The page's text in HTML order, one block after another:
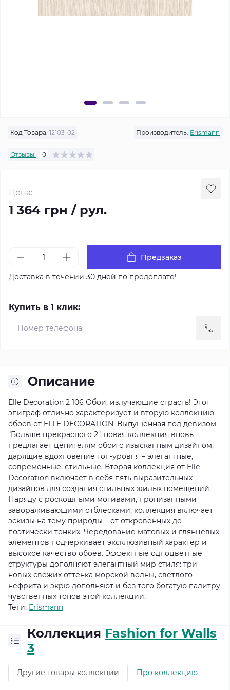
Код Товара: 12103-02 Производитель: Erismann
Отзывы: 0
Цена:
1 364 грн / рул.
Предзаказ
Доставка в течении 30 дней по предоплате!
Купить в 1 клик:
Описание
Elle Decoration 2 106 Обои, излучающие страсть! Этот
эпиграф отлично характеризует и вторую коллекцию
обоев от ELLE DECORATION. Выпущенная под девизом
"Больше прекрасного 2", новая коллекция вновь
предлагает ценителям обои с изысканным дизайном,
дарящие вдохновение топ-уровня – элегантные,
современные, стильные. Вторая коллекция от Elle
Decoration включает в себя пять выразительных
дизайнов для создания стильных жилых помещений.
Наряду с роскошными мотивами, пронизанными
завораживающими отблесками, коллекция включает
эскизы на тему природы – от откровенных до
поэтически тонких. Чередование матовых и глянцевых
элементов подчеркивает эксклюзивный характер и
высокое качество обоев. Эффектные одноцветные
структуры дополняют элегантный мир стиля: три
новых свежих оттенка морской волны, светлого
нефрита и экрю дополняют и без того богатую палитру
чувственных тонов этой коллекции.
Теги: Erismann
Коллекция Fashion for Walls
3
Другие товары коллекции Про коллекцию